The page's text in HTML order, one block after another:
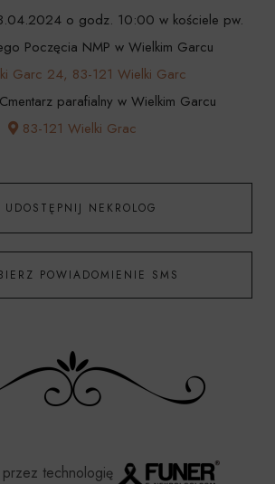
o godz. 10:00 w kościele pw.
Poczęcia NMP w Wielkim Garcu
Garc 24, 83-121 Wielki Garc
Cmentarz parafialny w Wielkim Garcu
83-121 Wielki Grac
UDOSTĘPNIJ NEKROLOG
POWIADOMIENIE SMS
technologię